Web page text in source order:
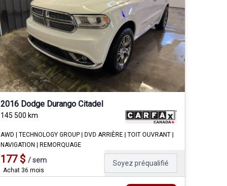
2016 Dodge Durango Citadel
145 500 km
AWD | TECHNOLOGY GROUP | DVD ARRIÈRE | TOIT OUVRANT |
NAVIGATION | REMORQUAGE
177$ / sem
Achat 36 mois
Soyez préqualifié